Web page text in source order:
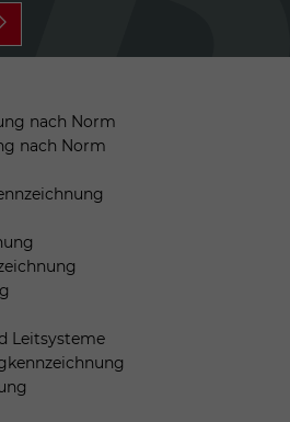
nach Norm
nach Norm
Leitsysteme